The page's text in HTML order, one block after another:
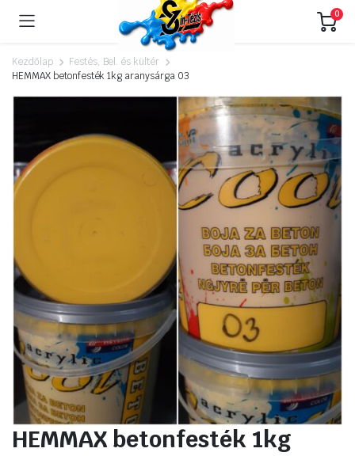
0
Kezdőlap
Festés, Bel. és kültér
HEMMAX betonfesték 1kg aranysárga 03
HEMMAX betonfesték 1kg